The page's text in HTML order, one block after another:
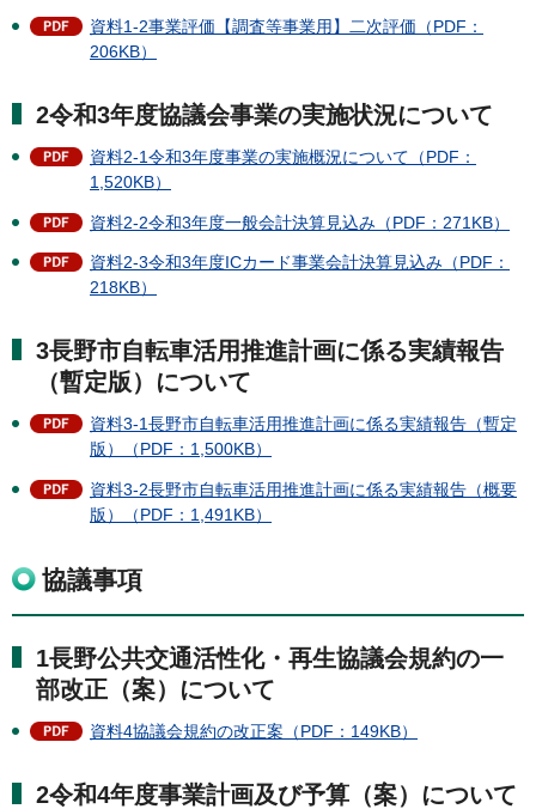
資料1-2事業評価【調査等事業用】二次評価（PDF：
206KB）
2令和3年度協議会事業の実施状況について
資料2-1令和3年度事業の実施概況について（PDF：
1,520KB）
資料2-2令和3年度一般会計決算見込み（PDF：271KB）
資料2-3令和3年度ICカード事業会計決算見込み（PDF：
218KB）
3長野市自転車活用推進計画に係る実績報告
（暫定版）について
資料3-1長野市自転車活用推進計画に係る実績報告（暫定
版）（PDF：1,500KB）
資料3-2長野市自転車活用推進計画に係る実績報告（概要
版）（PDF：1,491KB）
協議事項
1長野公共交通活性化・再生協議会規約の一
部改正（案）について
資料4協議会規約の改正案（PDF：149KB）
2令和4年度事業計画及び予算（案）について